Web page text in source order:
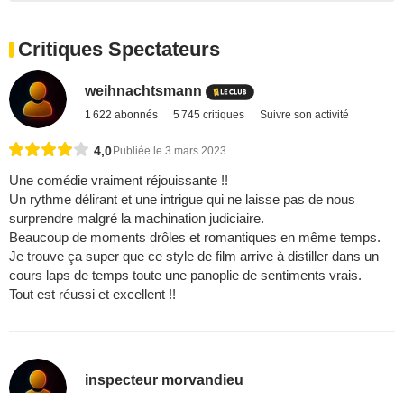
Critiques Spectateurs
weihnachtsmann
1 622 abonnés 5 745 critiques Suivre son activité
4,0 Publiée le 3 mars 2023
Une comédie vraiment réjouissante !!
Un rythme délirant et une intrigue qui ne laisse pas de nous
surprendre malgré la machination judiciaire.
Beaucoup de moments drôles et romantiques en même temps.
Je trouve ça super que ce style de film arrive à distiller dans un
cours laps de temps toute une panoplie de sentiments vrais.
Tout est réussi et excellent !!
inspecteur morvandieu